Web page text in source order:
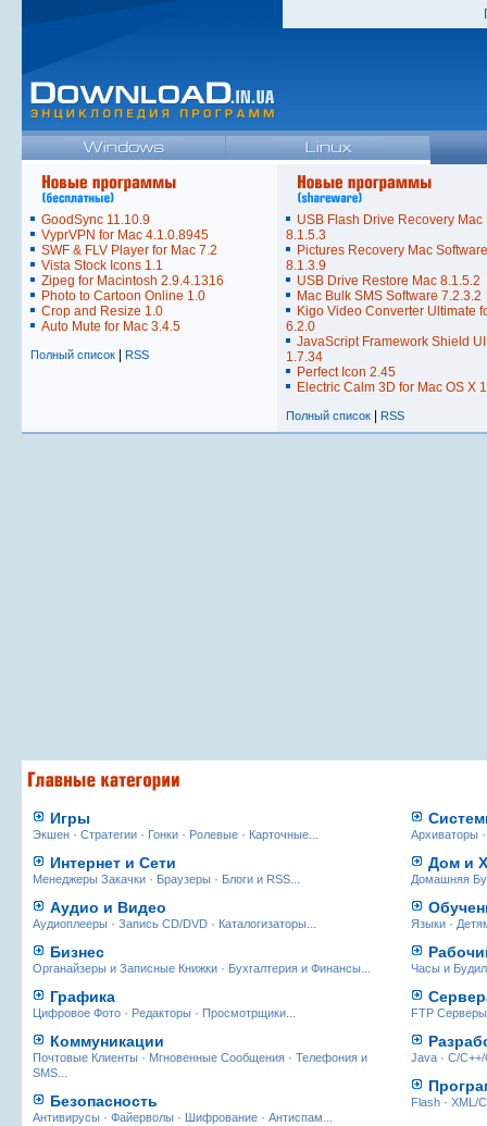
GoodSync 11.10.9
VyprVPN for Mac 4.1.0.8945
SWF & FLV Player for Mac 7.2
Vista Stock Icons 1.1
Zipeg for Macintosh 2.9.4.1316
Photo to Cartoon Online 1.0
Crop and Resize 1.0
Auto Mute for Mac 3.4.5
Полный список RSS
USB Flash Drive Recovery Mac
8.1.5.3
Pictures Recovery Mac Software
8.1.3.9
USB Drive Restore Mac 8.1.5.2
Mac Bulk SMS Software 7.2.3.2
Kigo Video Converter Ultimate
6.2.0
JavaScript Framework Shield UI
1.7.34
Perfect Icon 2.45
Electric Calm 3D for Mac OS X
Полный список RSS
Игры
Экшен · Стратегии · Гонки · Ролевые · Карточные...
Интернет и Сети
Менеджеры Закачки · Браузеры · Блоги и RSS...
Аудио и Видео
Аудиоплееры · Запись CD/DVD · Каталогизаторы...
Бизнес
Органайзеры и Записные Книжки · Бухгалтерия и Финансы...
Графика
Цифровое Фото · Редакторы · Просмотрщики...
Коммуникации
Почтовые Клиенты · Мгновенные Сообщения · Телефония и
SMS...
Безопасность
Антивирусы · Файерволы · Шифрование · Антиспам...
Архиваторы
Дом и
Домашняя
Языки ·
Часы и
FTP Серверы
Java · C/C++/
Flash · XML/